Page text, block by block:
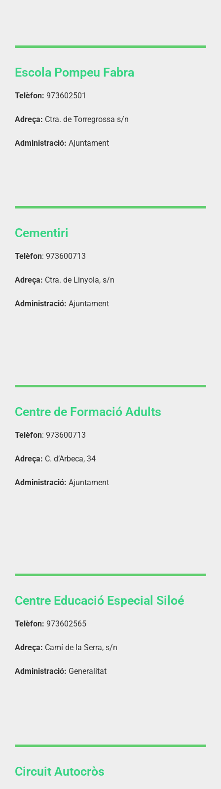
Escola Pompeu Fabra
Telèfon: 973602501
Adreça: Ctra. de Torregrossa s/n
Administració: Ajuntament
Cementiri
Telèfon: 973600713
Adreça: Ctra. de Linyola, s/n
Administració: Ajuntament
Centre de Formació Adults
Telèfon: 973600713
Adreça: C. d’Arbeca, 34
Administració: Ajuntament
Centre Educació Especial Siloé
Telèfon: 973602565
Adreça: Camí de la Serra, s/n
Administració: Generalitat
Circuit Autocròs